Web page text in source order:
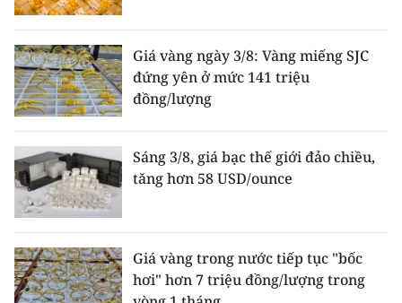
Giá vàng ngày 3/8: Vàng miếng SJC
đứng yên ở mức 141 triệu
đồng/lượng
Sáng 3/8, giá bạc thế giới đảo chiều,
tăng hơn 58 USD/ounce
Giá vàng trong nước tiếp tục "bốc
hơi" hơn 7 triệu đồng/lượng trong